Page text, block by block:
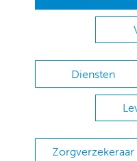
Diensten
Zorgverzekeraar